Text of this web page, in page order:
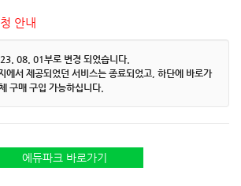
안내
08. 01부로 변경 되었습니다.
에서 제공되었던 서비스는 종료되었고, 하단에 바로가
구매 구입 가능하십니다.
에듀파크 바로가기